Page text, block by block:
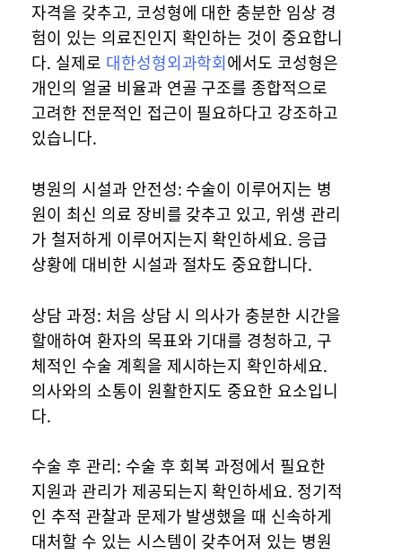
자격을 갖추고, 코성형에 대한 충분한 임상 경
험이 있는 의료진인지 확인하는 것이 중요합니
다. 실제로 대한성형외과학회에서도 코성형은
개인의 얼굴 비율과 연골 구조를 종합적으로
고려한 전문적인 접근이 필요하다고 강조하고
있습니다.
병원의 시설과 안전성: 수술이 이루어지는 병
원이 최신 의료 장비를 갖추고 있고, 위생 관리
가 철저하게 이루어지는지 확인하세요. 응급
상황에 대비한 시설과 절차도 중요합니다.
상담 과정: 처음 상담 시 의사가 충분한 시간을
할애하여 환자의 목표와 기대를 경청하고, 구
체적인 수술 계획을 제시하는지 확인하세요.
의사와의 소통이 원활한지도 중요한 요소입니
다.
수술 후 관리: 수술 후 회복 과정에서 필요한
지원과 관리가 제공되는지 확인하세요. 정기적
인 추적 관찰과 문제가 발생했을 때 신속하게
대처할 수 있는 시스템이 갖추어져 있는 병원